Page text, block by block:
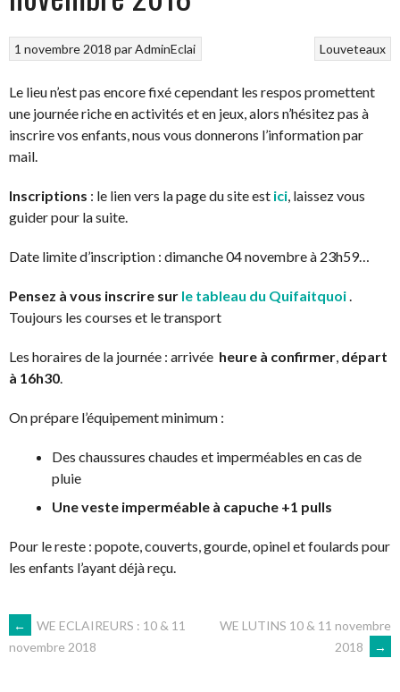
Louveteaux
1 novembre 2018 parAdminEclai
Le lieu n’est pas encore fixé cependant les respos promettent
une journée riche en activités et en jeux, alors n’hésitez pas à
inscrire vos enfants, nous vous donnerons l’information par
mail.
Inscriptions : le lien vers la page du site est ici , laissez vous
guider pour la suite.
Date limite d’inscription : dimanche 04 novembre à 23h59…
Pensez à vous inscrire sur le tableau du Quifaitquoi
Toujours les courses et le transport
Les horaires de la journée : arrivée heure à confirmer départ
à 16h30
On prépare l’équipement minimum :
Des chaussures chaudes et imperméables en cas de
pluie
Une veste imperméable à capuche +1 pulls
Pour le reste : popote, couverts, gourde, opinel et foulards pour
les enfants l’ayant déjà reçu.
NAVIGATION
←
WE ECLAIREURS : 10 & 11
novembre 2018
WE LUTINS 10 & 11 novembre
2018
→